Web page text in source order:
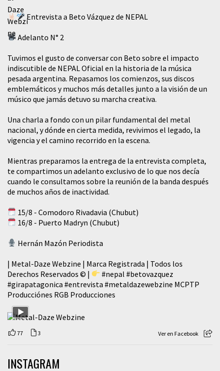
Entrevista a Beto Vázquez de NEPAL
Adelanto N° 2
Tuvimos el gusto de conversar con Beto sobre el impacto
indiscutible de NEPAL Oficial en la historia de la música
pesada argentina. Repasamos los comienzos, sus discos
emblemáticos y muchos más detalles junto a la visión de un
músico que jamás detuvo su marcha creativa.
​Una charla a fondo con un pilar fundamental del metal
nacional, y dónde en cierta medida, revivimos el legado, la
vigencia y el camino recorrido en la escena.
Mientras preparamos la entrega de la entrevista completa,
te compartimos un adelanto exclusivo de lo que nos decía
cuando le consultamos sobre la reunión de la banda después
de muchos años de inactividad.
15/8 - Comodoro Rivadavia (Chubut)
16/8 - Puerto Madryn (Chubut)
Hernán Mazón Periodista
| Metal-Daze Webzine | Marca Registrada | Todos los
Derechos Reservados © |
#nepal #betovazquez
#girapatagonica #entrevista #metaldazewebzine MCPTP
Producciónes RGB Producciones
77 3 Ver en Facebook
INSTAGRAM